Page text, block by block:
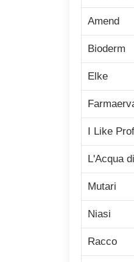
Amend
Bioderm
Elke
I Like
L'Acqua
Mutari
Niasi
Racco